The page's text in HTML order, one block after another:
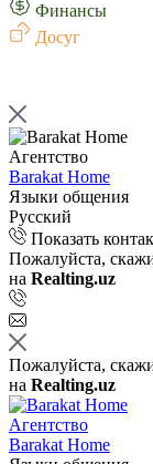
Финансы
Досуг
Агентство
Barakat Home
Языки общения
Русский
Показать
Пожалуйста,
на Realting.uz
Пожалуйста,
на Realting.uz
Агентство
Barakat Home